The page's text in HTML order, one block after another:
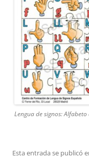
Lengua de signos:
Esta entrada se publicó